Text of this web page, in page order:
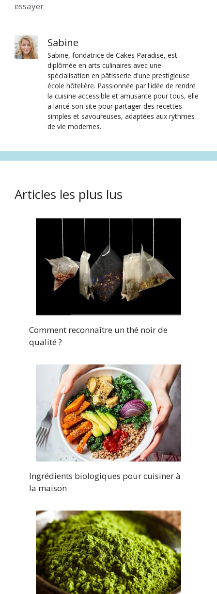
essayer
Sabine
Sabine, fondatrice de Cakes Paradise, est
diplômée en arts culinaires avec une
spécialisation en pâtisserie d'une prestigieuse
école hôtelière. Passionnée par l'idée de rendre
la cuisine accessible et amusante pour tous, elle
a lancé son site pour partager des recettes
simples et savoureuses, adaptées aux rythmes
de vie modernes.
Articles les plus lus
Comment reconnaître un thé noir de
qualité ?
Ingrédients biologiques pour cuisiner à
la maison